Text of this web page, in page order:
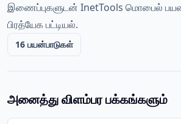
இணைப்புகளுடன் InetTools மொபைல்
பிரத்யேக பட்டியல்.
16 பயன்பாடுகள்
அனைத்து விளம்பர பக்கங்களும்